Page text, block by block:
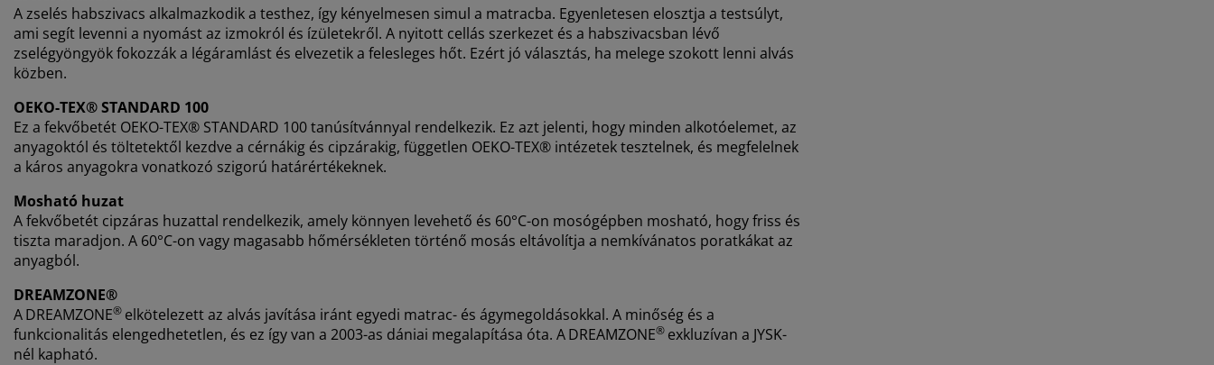
A zselés habszivacs alkalmazkodik a testhez, így kényelmesen simul a matracba. Egyenletesen elosztja a testsúlyt,
ami segít levenni a nyomást az izmokról és ízületekről. A nyitott cellás szerkezet és a habszivacsban lévő
zselégyöngyök fokozzák a légáramlást és elvezetik a felesleges hőt. Ezért jó választás, ha melege szokott lenni alvás
közben.
OEKO-TEX® STANDARD 100
Ez a fekvőbetét OEKO-TEX® STANDARD 100 tanúsítvánnyal rendelkezik. Ez azt jelenti, hogy minden alkotóelemet, az
anyagoktól és töltetektől kezdve a cérnákig és cipzárakig, független OEKO-TEX® intézetek tesztelnek, és megfelelnek
a káros anyagokra vonatkozó szigorú határértékeknek.
Mosható huzat
A fekvőbetét cipzáras huzattal rendelkezik, amely könnyen levehető és 60°C-on mosógépben mosható, hogy friss és
tiszta maradjon. A 60°C-on vagy magasabb hőmérsékleten történő mosás eltávolítja a nemkívánatos poratkákat az
anyagból.
DREAMZONE®
ADREAMZONE® elkötelezett az alvás javítása iránt egyedi matrac- és ágymegoldásokkal. A minőség és a
funkcionalitás elengedhetetlen, és ez így van a 2003-as dániai megalapítása óta. ADREAMZONE® exkluzívan a JYSK-
nél kapható.